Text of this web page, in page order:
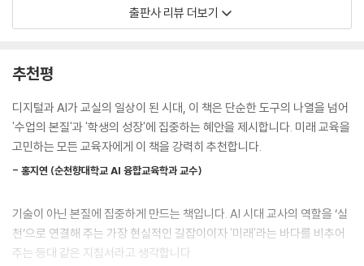
2. [대표 수업] 학생들의 스마트폰 사용, 규제해야 할까? 생각에 깊이를 더
3. [핵심 활동&도구 알아보기] 수업 준비부터 발표까지, 샌드박스 기능 완
4. 패들렛 샌드박스 vs. 캔바 화이트보드 vs. 피그잼, 무엇을 써야 할까?
1-19. 패들렛 AI 레시피 - "이렇게 만들어줘" 한마디면 끝! 선생님을 위한
AI 비서
1. 둘러보기
3. [핵심 활동&도구 알아보기] 사건 연대&역사적 사건 지도
4. 더 알아보기 : 수업을 더욱 재미있게, 학습 게임을 만들어 주는 '패들렛
아케이드'
깊이 있는 교육 철학을 바탕으로, 교사의 언어를 더욱 정교하게 만들어주
교실 속 모든 장면을 완벽히 지원하는 3부로 구성된 올인원 솔루션
이 책은 교사의 일과에 딱 맞춰 3부 구성의 체계적인 내비게이션을 제공합
니다.
1부. 수업 [배움의 확장]
집 도구인 Vrew까지 26가지 도구를 활용해 시공간의 한계를 극복하는 다
채로운 수업 레시피를 제안합니다.
출판사 리뷰 더보기
추천평
디지털과 AI가 교실의 일상이 된 시대, 이 책은 단순한 도구의 나열을 넘어
'수업의 본질'과 '학생의 성장'에 집중하는 혜안을 제시합니다. 미래 교육을
고민하는 모든 교육자에게 이 책을 강력히 추천합니다.
- 홍지연 (순천향대학교 AI 융합교육학과 교수)
기술이 아닌 본질에 집중하게 만드는 책입니다. AI 시대 교사의 역할을 ‘실
천’으로 연결해 주는 가장 현실적인 길잡이이자 '미래'라는 바다를 비추어
주는 등대 같은 지침서라고 생각합니다.